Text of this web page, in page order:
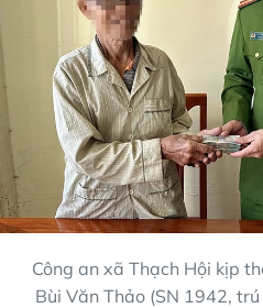
Công an xã Thạch Hội kịp
Bùi Văn Thảo (SN 1942,